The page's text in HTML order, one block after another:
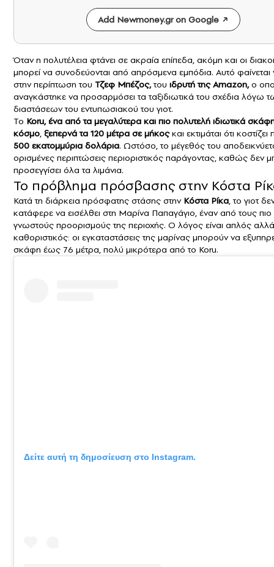
Add Newmoney.gr on Google
Όταν η πολυτέλεια φτάνει σε ακραία επίπεδα, ακόμη και οι
μπορεί να συνοδεύονται από απρόσμενα εμπόδια. Αυτό φαίνεται
στην περίπτωση του Τζεφ Μπέζος,του ιδρυτή τηςAmazon,ο
αναγκάστηκε να προσαρμόσει τα ταξιδιωτικά του σχέδια λόγω
διαστάσεων του εντυπωσιακού του γιοτ.
Το Koru, ένα από τα μεγαλύτερα και πιο πολυτελή ιδιωτικά
κόσμο, ξεπερνά τα 120 μέτρα σε μήκοςκαι εκτιμάται ότι κοστίζει
500 εκατομμύρια δολάρια. Ωστόσο, το μέγεθός του
ορισμένες περιπτώσεις περιοριστικός παράγοντας, καθώς δεν
προσεγγίσει όλα τα λιμάνια.
Το πρόβλημα πρόσβασης στην Κόστα
Κατά τη διάρκεια πρόσφατης στάσης στηνΚόστα Ρίκα, το γιοτ
κατάφερε να εισέλθει στη Μαρίνα Παπαγάγιο, έναν από τους πιο
γνωστούς προορισμούς της περιοχής. Ο λόγος είναι απλός αλλά
καθοριστικός: οι εγκαταστάσεις της μαρίνας μπορούν να
σκάφη έως 76 μέτρα, πολύ μικρότερα από το Koru.
Δείτε αυτή τη δημοσίευση στο Instagram.